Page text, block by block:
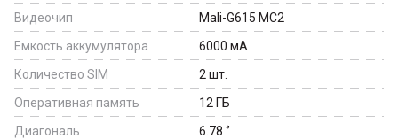
Видеочип
Mali-G615 MC2
Емкость аккумулятора
6000 мА
Количество SIM
2 шт.
Оперативная память
12 ГБ
Диагональ
6.78 ‘’